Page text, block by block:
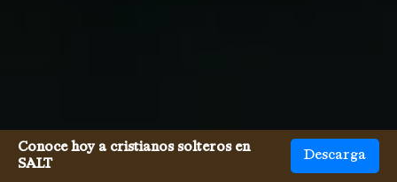
Conoce hoy a cristianos solteros en
SALT
Descarga